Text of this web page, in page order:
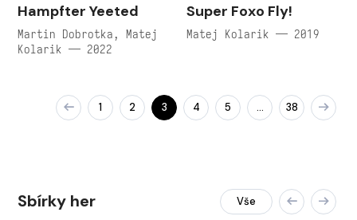
Hampfter Yeeted
Martin Dobrotka, Matej
Kolarik — 2022
Super Foxo Fly!
Matej Kolarik — 2019
1 2 3 4 5 … 38
Sbírky her Vše